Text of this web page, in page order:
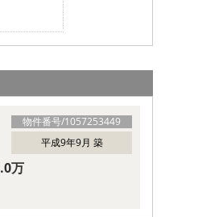
物件番号/1057253449
平成9年9月 築
万